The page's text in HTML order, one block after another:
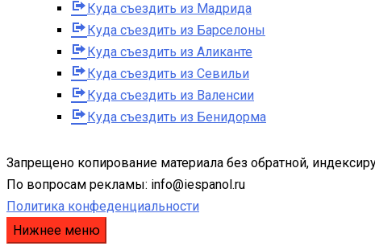
Куда съездить из Мадрида
Куда съездить из Барселоны
Куда съездить из Аликанте
Куда съездить из Севильи
Куда съездить из Валенсии
Куда съездить из Бенидорма
Запрещено копирование материала без обратной,
По вопросам рекламы: info@iespanol.ru
Политика конфеденциальности
Нижнее меню